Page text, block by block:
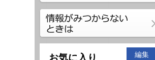
お気に入り 編集